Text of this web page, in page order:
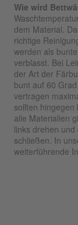
Wie wird
dem Material.
richtige
werden als
verblasst. Bei
der Art der
bunt auf 60
vertragen
sollten
alle Materialien
links drehen
schließen. In
weiterführende